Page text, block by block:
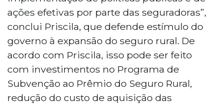
ações efetivas por parte das seguradoras”,
conclui Priscila, que defende estímulo do
governo à expansão do seguro rural. De
acordo com Priscila, isso pode ser feito
com investimentos no Programa de
Subvenção ao Prêmio do Seguro Rural,
redução do custo de aquisição das